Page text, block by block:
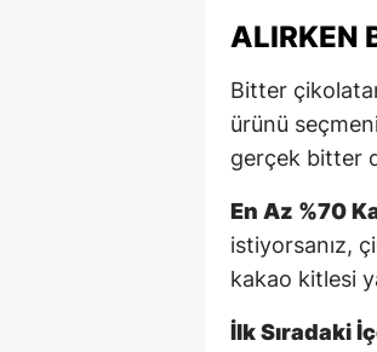
ALIRKEN
Bitter
ürünü
gerçek bitter
En Az %70
istiyorsanız,
kakao kitlesi
İlk Sıradaki